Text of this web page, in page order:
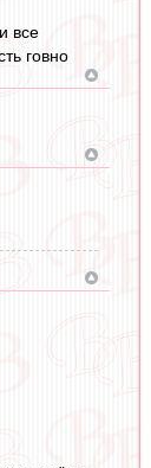
все
говно